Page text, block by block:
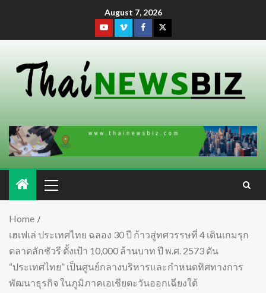
August 7, 2026
Home
เฮเฟเล่ ประเทศไทย ฉลอง 30 ปี ก้าวสู่ทศวรรษที่ 4 เดินเกมรุก
ตลาดลักชัวรี ตั้งเป้า 10,000 ล้านบาท ปี พ.ศ. 2573 ดัน
“ประเทศไทย” เป็นศูนย์กลางบริหารและกำหนดทิศทางการ
พัฒนาธุรกิจ ในภูมิภาคเอเชียตะวันออกเฉียงใต้